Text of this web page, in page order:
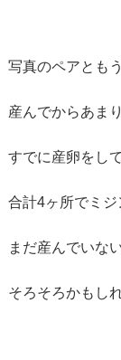
写真のペアとも
産んでからあま
すでに産卵をし
合計4ヶ所でミ
まだ産んでいな
そろそろかもし